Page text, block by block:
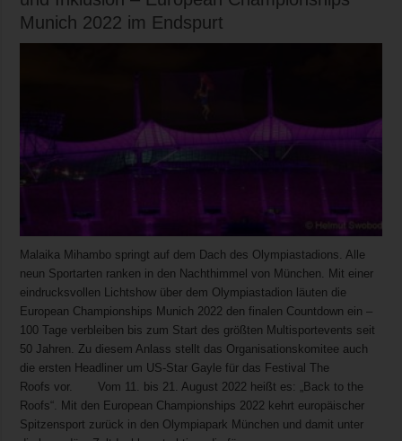
Munich 2022 im Endspurt
Malaika Mihambo springt auf dem Dach des Olympiastadions. Alle
neun Sportarten ranken in den Nachthimmel von München. Mit einer
eindrucksvollen Lichtshow über dem Olympiastadion läuten die
European Championships Munich 2022 den finalen Countdown ein –
100 Tage verbleiben bis zum Start des größten Multisportevents seit
50 Jahren. Zu diesem Anlass stellt das Organisationskomitee auch
die ersten Headliner um US-Star Gayle für das Festival The
Roofs vor. Vom 11. bis 21. August 2022 heißt es: „Back to the
Roofs“. Mit den European Championships 2022 kehrt europäischer
Spitzensport zurück in den Olympiapark München und damit unter